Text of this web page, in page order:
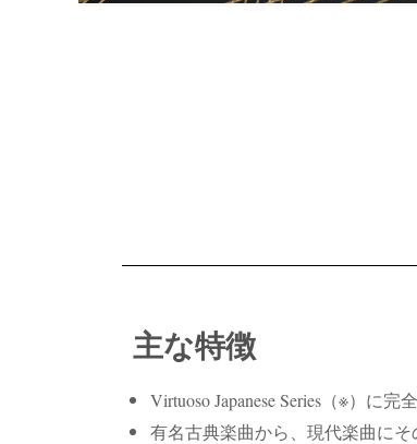
主な特徴
Virtuoso Japanese Series（※）に
有名古典楽曲から、現代楽曲に